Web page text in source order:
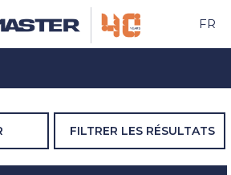
FR
FILTRER LES RÉSULTATS